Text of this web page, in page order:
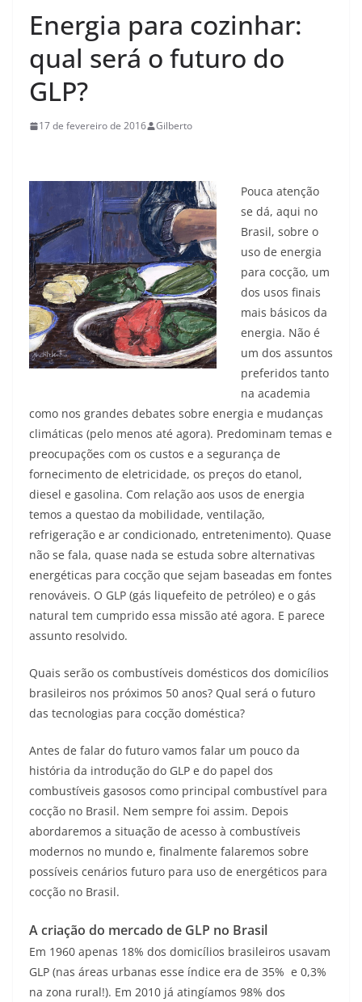
Energia para cozinhar:
qual será o futuro do
GLP?
17 de fevereiro de 2016 Gilberto
Pouca atenção
se dá, aqui no
Brasil, sobre o
uso de energia
para cocção, um
dos usos finais
mais básicos da
energia. Não é
um dos assuntos
preferidos tanto
na academia
como nos grandes debates sobre energia e mudanças
climáticas (pelo menos até agora). Predominam temas e
preocupações com os custos e a segurança de
fornecimento de eletricidade, os preços do etanol,
diesel e gasolina. Com relação aos usos de energia
temos a questao da mobilidade, ventilação,
refrigeração e ar condicionado, entretenimento). Quase
não se fala, quase nada se estuda sobre alternativas
energéticas para cocção que sejam baseadas em fontes
renováveis. O GLP (gás liquefeito de petróleo) e o gás
natural tem cumprido essa missão até agora. E parece
assunto resolvido.
Quais serão os combustíveis domésticos dos domicílios
brasileiros nos próximos 50 anos? Qual será o futuro
das tecnologias para cocção doméstica?
Antes de falar do futuro vamos falar um pouco da
história da introdução do GLP e do papel dos
combustíveis gasosos como principal combustível para
cocção no Brasil. Nem sempre foi assim. Depois
abordaremos a situação de acesso à combustíveis
modernos no mundo e, finalmente falaremos sobre
possíveis cenários futuro para uso de energéticos para
cocção no Brasil.
A criação do mercado de GLP no Brasil
Em 1960 apenas 18% dos domicílios brasileiros usavam
GLP (nas áreas urbanas esse índice era de 35% e 0,3%
na zona rural!). Em 2010 já atingíamos 98% dos